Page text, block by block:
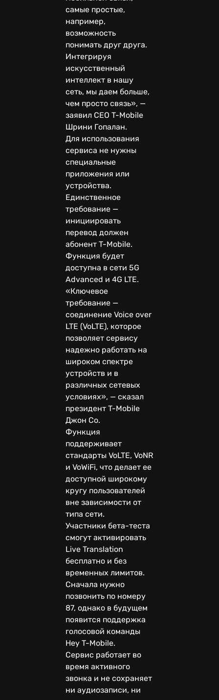
самые простые,
например,
возможность
понимать друг друга.
Интегрируя
искусственный
интеллект в нашу
сеть, мы даем больше,
чем просто связь», —
заявил CEO T-Mobile
Шрини Гопалан.
Для использования
сервиса не нужны
специальные
приложения или
устройства.
Единственное
требование —
инициировать
перевод должен
абонент T-Mobile.
Функция будет
доступна в сети 5G
Advanced и 4G LTE.
«Ключевое
требование —
соединение Voice over
LTE (VoLTE), которое
позволяет сервису
надежно работать на
широком спектре
устройств и в
различных сетевых
условиях», — сказал
президент T-Mobile
Джон Со.
Функция
поддерживает
стандарты VoLTE, VoNR
и VoWiFi, что делает ее
доступной широкому
кругу пользователей
вне зависимости от
типа сети.
Участники бета-теста
смогут активировать
Live Translation
бесплатно и без
временных лимитов.
Сначала нужно
позвонить по номеру
87, однако в будущем
появится поддержка
голосовой команды
Hey T-Mobile.
Сервис работает во
время активного
звонка и не сохраняет
ни аудиозаписи, ни